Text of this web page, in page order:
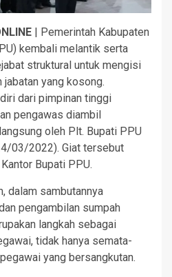
| Pemerintah Kabupaten
kembali melantik serta
struktural untuk mengisi
yang kosong.
dari pimpinan tinggi
pengawas diambil
oleh Plt. Bupati PPU
03/2022). Giat tersebut
Bupati PPU.
dalam sambutannya
pengambilan sumpah
langkah sebagai
tidak hanya semata-
yang bersangkutan.